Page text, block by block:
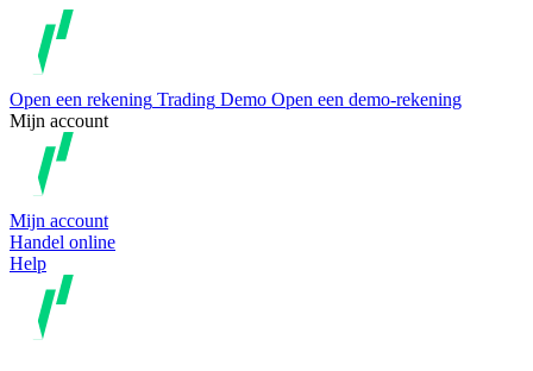
Open een rekening Trading Demo Open een demo-rekening
Mijn account
Mijn account
Handel online
Help